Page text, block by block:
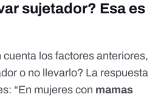
sujetador? Esa es
los factores anteriores,
o no llevarlo? La respuesta
“En mujeres con mamas